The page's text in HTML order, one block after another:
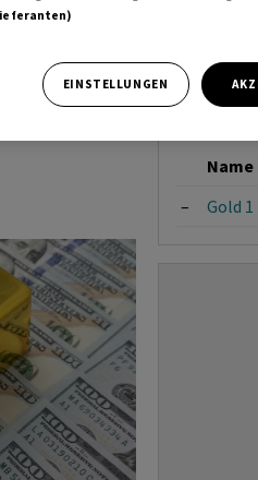
den
Name
–
Gold 1
EINSTELLUNGEN